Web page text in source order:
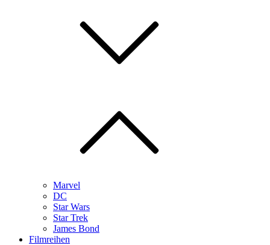
Marvel
DC
Star Wars
Star Trek
James Bond
Filmreihen